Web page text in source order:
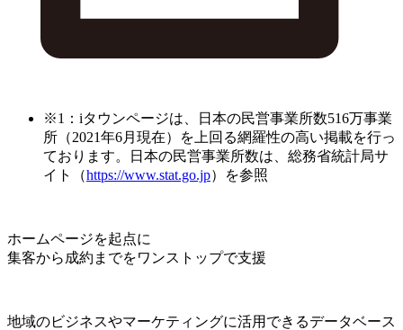
※1：iタウンページは、日本の民営事業所数516万事業
所（2021年6月現在）を上回る網羅性の高い掲載を行っ
ております。日本の民営事業所数は、総務省統計局サ
イト（https://www.stat.go.jp）を参照
ホームページを起点に
集客から成約までをワンストップで支援
地域のビジネスやマーケティングに活用できるデータベース